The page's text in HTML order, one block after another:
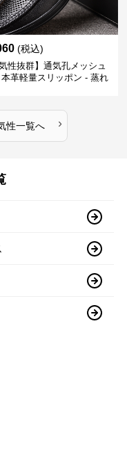
(税込)
気性抜群】通気孔メッシュ
革軽量スリッポン - 蒸れ
性一覧へ ›